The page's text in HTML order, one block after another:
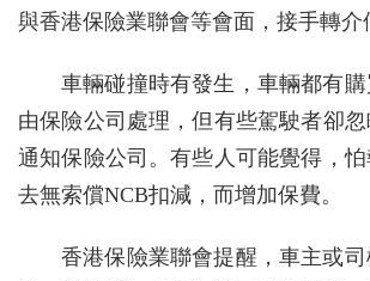
與香港保險業聯會等會面，接手轉介
車輛碰撞時有發生，車輛都有
由保險公司處理，但有些駕駛者卻
通知保險公司。有些人可能覺得，
去無索償NCB扣減，而增加保費。
香港保險業聯會提醒，車主或